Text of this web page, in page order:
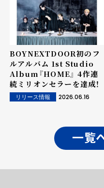
BOYNEXTDOOR初のフ
ルアルバム 1st Studio
Album『HOME』 4作連
続ミリオンセラーを達成！
リリース情報 2026.06.16
一覧